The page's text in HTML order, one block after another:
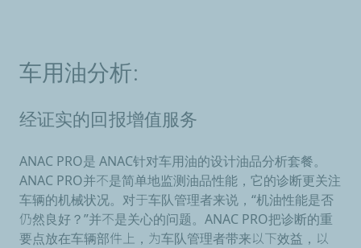
车用油分析:
经证实的回报增值服务
ANAC PRO是 ANAC针对车用油的设计油品分析套餐。
ANAC PRO并不是简单地监测油品性能 ，它的诊断更关注
车辆的机械状况。对于车队管理者来说，“机油性能是否
仍然良好？”并不是关心的问题。ANAC PRO把诊断的重
要点放在车辆部件上，为车队管理者带来以下效益，以